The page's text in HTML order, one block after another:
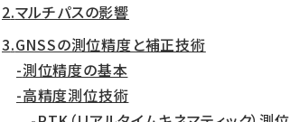
マルチパスの影響
GNSSの測位精度と補正技術
測位精度の基本
高精度測位技術